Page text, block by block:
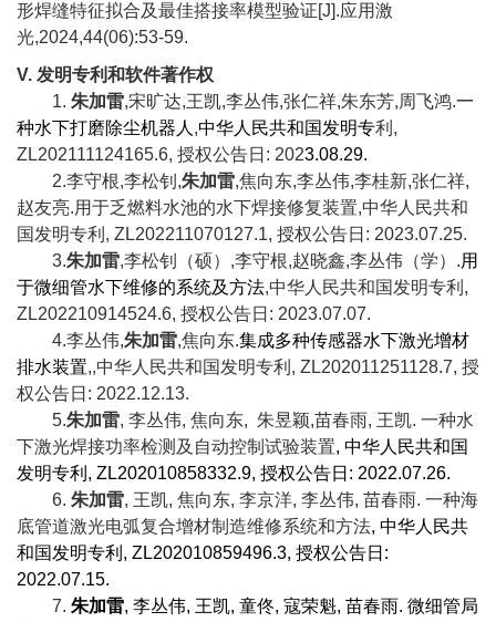
形焊缝特征拟合及最佳搭接率模型验证[J].应用激
光,2024,44(06):53-59.
V. 发明专利和软件著作权
1. 朱加雷,宋旷达,王凯,李丛伟,张仁祥,朱东芳,周飞鸿.一
种水下打磨除尘机器人 ,中华人民共和国发明专利 ,
ZL202111124165.6, 授权公告日 : 2023.08.29.
2.李守根,李松钊 ,朱加雷,焦向东,李丛伟,李桂新,张仁祥,
赵友亮.用于乏燃料水池的水下焊接修复装置,中华人民共和
国发明专利 , ZL202211070127.1, 授权公告日 : 2023.07.25.
3.朱加雷,李松钊（硕） ,李守根,赵晓鑫,李丛伟（学） .用
于微细管水下维修的系统及方法,中华人民共和国发明专利 ,
ZL202210914524.6, 授权公告日 : 2023.07.07.
4.李丛伟,朱加雷,焦向东.集成多种传感器水下激光增材
排水装置,,中华人民共和国发明专利 , ZL202011251128.7, 授
权公告日 : 2022.12.13.
5.朱加雷, 李丛伟, 焦向东, 朱昱颖,苗春雨, 王凯. 一种水
下激光焊接功率检测及自动控制试验装置, 中华人民共和国
发明专利 , ZL202010858332.9, 授权公告日 : 2022.07.26.
6. 朱加雷, 王凯, 焦向东, 李京洋, 李丛伟, 苗春雨. 一种海
底管道激光电弧复合增材制造维修系统和方法, 中华人民共
和国发明专利 , ZL202010859496.3, 授权公告日 :
2022.07.15.
7. 朱加雷, 李丛伟, 王凯, 童佟, 寇荣魁, 苗春雨. 微细管局